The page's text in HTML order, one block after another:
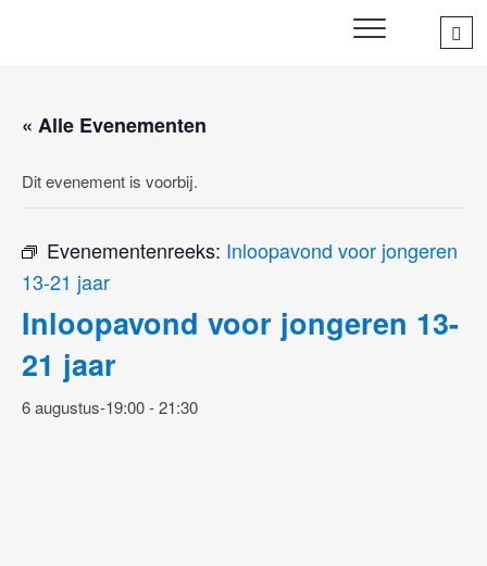
WIJ ZETTEN ONS IN VOOR HET WELZIJN EN VERBINDEN
« Alle Evenementen
Dit evenement is voorbij.
Evenementenreeks: Inloopavond voor jongeren
13-21 jaar
Inloopavond voor jongeren 13-
21 jaar
6 augustus-19:00-21:30